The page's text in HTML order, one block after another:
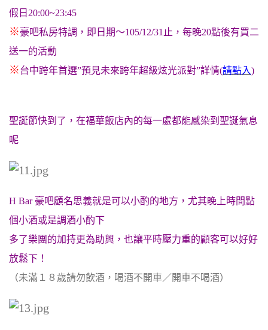
假日20:00~23:45
※豪吧私房特調，即日期～105/12/31止，每晚20點後有買二
送一的活動
※台中跨年首選”預見未來跨年超級炫光派對”詳情(請點入)
聖誕節快到了，在福華飯店內的每一處都能感染到聖誕氣息
呢
H Bar 豪吧顧名思義就是可以小酌的地方，尤其晚上時間點
個小酒或是調酒小酌下
多了樂團的加持更為助興，也讓平時壓力重的顧客可以好好
放鬆下！
（未滿１８歲請勿飲酒，喝酒不開車／開車不喝酒）